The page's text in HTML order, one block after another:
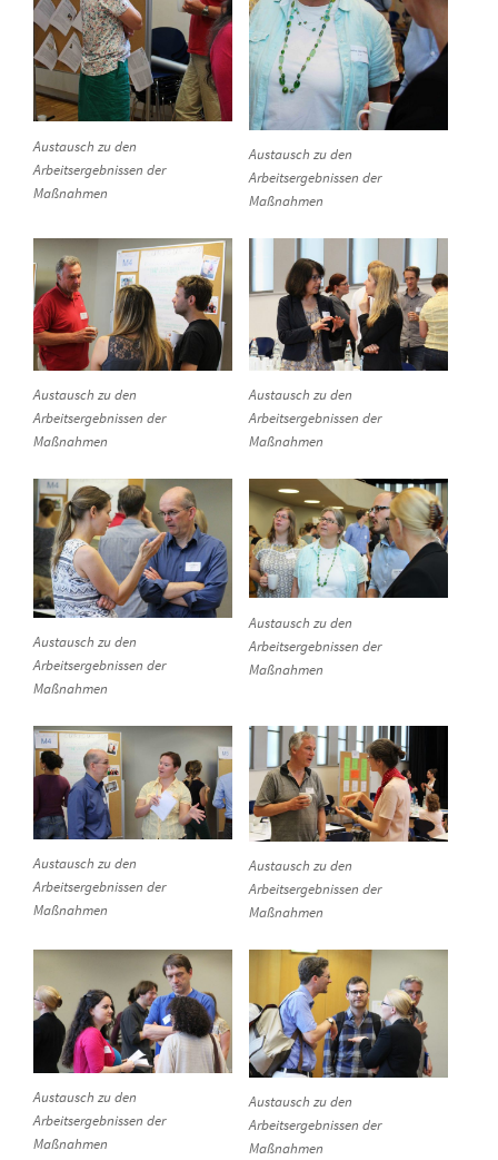
Austausch zu den
Arbeitsergebnissen der
Maßnahmen
Austausch zu den
Arbeitsergebnissen der
Maßnahmen
Austausch zu den
Arbeitsergebnissen der
Maßnahmen
Austausch zu den
Arbeitsergebnissen der
Maßnahmen
Austausch zu den
Arbeitsergebnissen der
Maßnahmen
Austausch zu den
Arbeitsergebnissen der
Maßnahmen
Austausch zu den
Arbeitsergebnissen der
Maßnahmen
Austausch zu den
Arbeitsergebnissen der
Maßnahmen
Austausch zu den
Arbeitsergebnissen der
Maßnahmen
Austausch zu den
Arbeitsergebnissen der
Maßnahmen